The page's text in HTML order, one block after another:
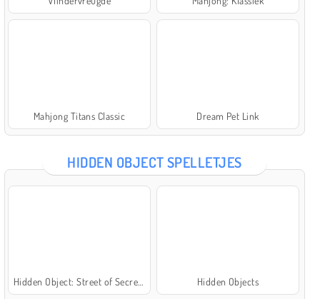
Mahjong Titans Classic Dream Pet Link
HIDDEN OBJECT SPELLETJES
Hidden Objects